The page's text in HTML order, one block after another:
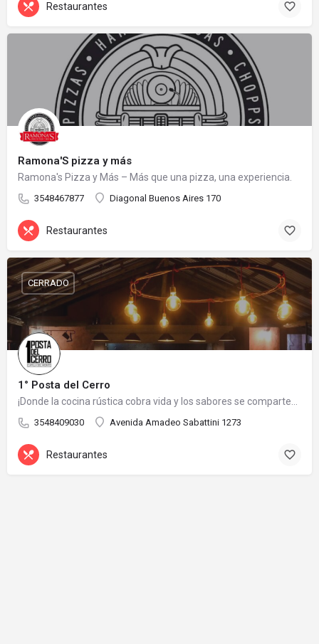
Restaurantes
Ramona'S pizza y más
Ramona's Pizza y Más – Más que una pizza, una experiencia.
3548467877 Diagonal Buenos Aires 170
Restaurantes
1° Posta del Cerro
3548409030 Avenida Amadeo Sabattini 1273
CERRADO
Restaurantes